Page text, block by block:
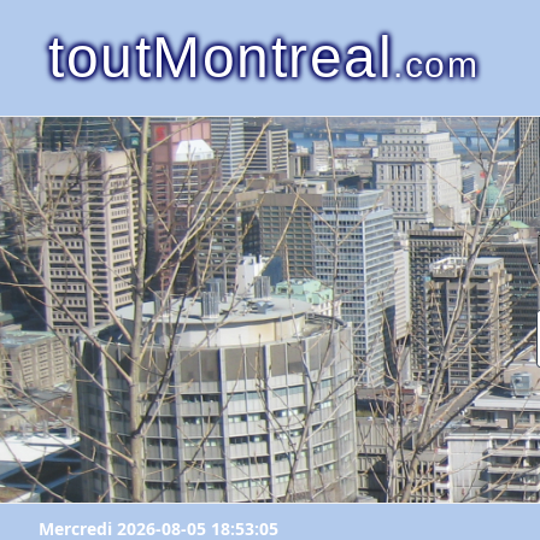
toutMontreal.com
Mercredi 2026-08-05 18:53:05